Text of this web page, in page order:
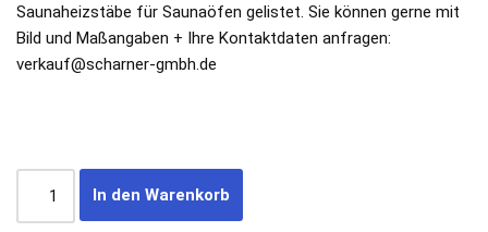
Saunaheizstäbe für Saunaöfen gelistet. Sie können gerne mit
Bild und Maßangaben + Ihre Kontaktdaten anfragen:
verkauf@scharner-gmbh.de
In den Warenkorb